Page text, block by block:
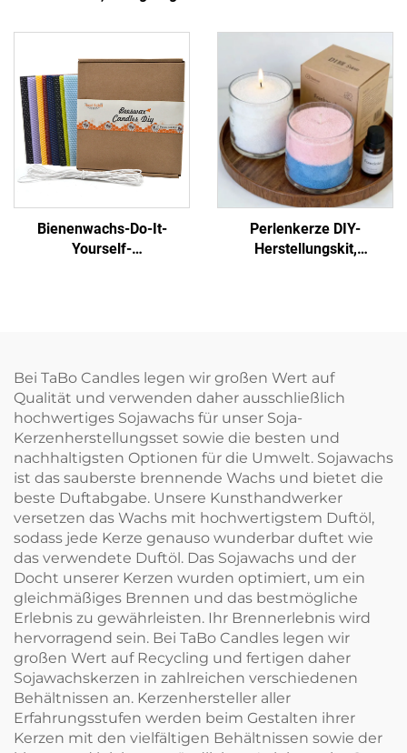
für Zuhause, Geschenk,
Party
Werkzeug
Bienenwachs-Do-It-
Yourself-
Perlenkerze DIY-
Herstellungskit,
Bei TaBo Candles legen wir großen Wert auf
Qualität und verwenden daher ausschließlich
hochwertiges Sojawachs für unser Soja-
Kerzenherstellungsset sowie die besten und
nachhaltigsten Optionen für die Umwelt. Sojawachs
ist das sauberste brennende Wachs und bietet die
beste Duftabgabe. Unsere Kunsthandwerker
versetzen das Wachs mit hochwertigstem Duftöl,
sodass jede Kerze genauso wunderbar duftet wie
das verwendete Duftöl. Das Sojawachs und der
Docht unserer Kerzen wurden optimiert, um ein
gleichmäßiges Brennen und das bestmögliche
Erlebnis zu gewährleisten. Ihr Brennerlebnis wird
hervorragend sein. Bei TaBo Candles legen wir
großen Wert auf Recycling und fertigen daher
Sojawachskerzen in zahlreichen verschiedenen
Behältnissen an. Kerzenhersteller aller
Erfahrungsstufen werden beim Gestalten ihrer
Kerzen mit den vielfältigen Behältnissen sowie der